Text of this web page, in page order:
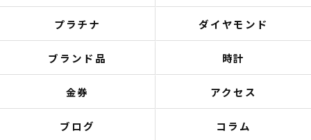
プラチナ ダイヤモンド
ブランド品 時計
金券 アクセス
ブログ コラム